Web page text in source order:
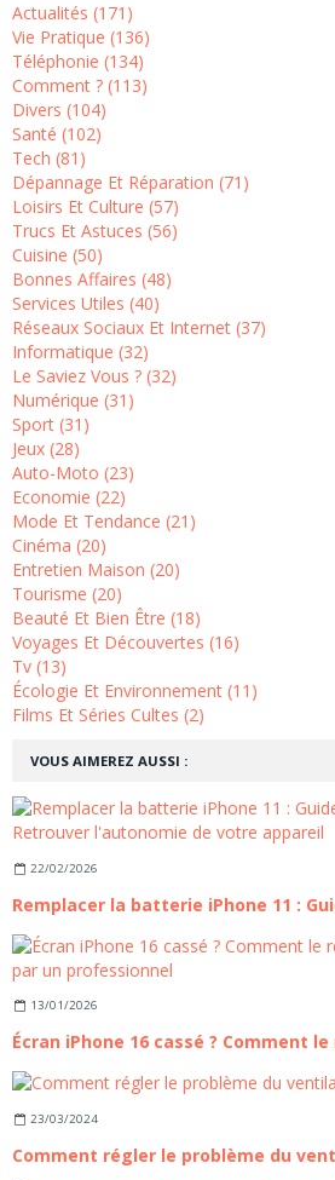
VOUS AIMEREZ AUSSI :
22/02/2026
13/01/2026
23/03/2024
Actualités (171)
Vie Pratique (136)
Téléphonie (134)
Comment ? (113)
Divers (104)
Santé (102)
Tech (81)
Dépannage Et Réparation (71)
Loisirs Et Culture (57)
Trucs Et Astuces (56)
Cuisine (50)
Bonnes Affaires (48)
Services Utiles (40)
Réseaux Sociaux Et Internet (37)
Informatique (32)
Le Saviez Vous ? (32)
Numérique (31)
Sport (31)
Jeux (28)
Auto-Moto (23)
Economie (22)
Mode Et Tendance (21)
Cinéma (20)
Entretien Maison (20)
Tourisme (20)
Beauté Et Bien Être (18)
Voyages Et Découvertes (16)
Tv (13)
Écologie Et Environnement (11)
Films Et Séries Cultes (2)